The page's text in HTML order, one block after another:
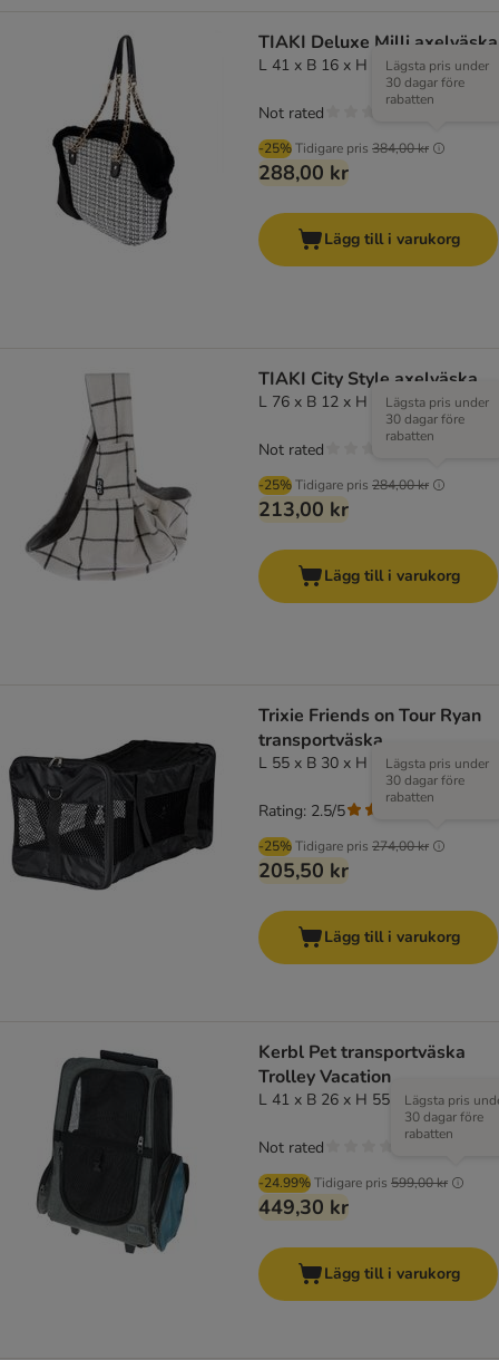
TIAKI Deluxe Milli axelväska
L 41 x B 16 x H 29 cm
-25%Tidigare pris 384,00 kr
Lägsta pris under
30 dagar före
rabatten
288,00 kr
Not rated
Lägg till i varukorg
TIAKI City Style axelväska
L 76 x B 12 x H 38 cm
-25%Tidigare pris 284,00 kr
Lägsta pris under
30 dagar före
rabatten
213,00 kr
Not rated
Lägg till i varukorg
Trixie Friends on Tour Ryan
transportväska
L 55 x B 30 x H 30 cm
-25%Tidigare pris 274,00 kr
Lägsta pris under
30 dagar före
rabatten
205,50 kr
Rating: 2.5/5
Lägg till i varukorg
Kerbl Pet transportväska
Trolley Vacation
L 41 x B 26 x H 55 cm
-24.99%Tidigare pris 599,00 kr
Lägsta pris
30 dagar före
rabatten
449,30 kr
Not rated
Lägg till i varukorg